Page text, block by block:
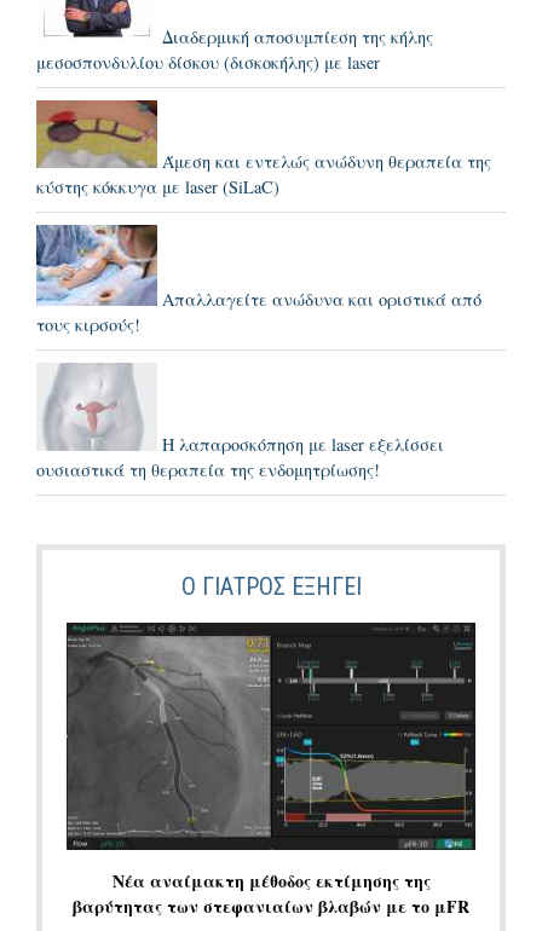
Διαδερμική αποσυμπίεση της κήλης
μεσοσπονδυλίου δίσκου (δισκοκήλης) με laser
Άμεση και εντελώς ανώδυνη θεραπεία της
κύστης κόκκυγα με laser (SiLaC)
Απαλλαγείτε ανώδυνα και οριστικά από
τους κιρσούς!
Η λαπαροσκόπηση με laser εξελίσσει
ουσιαστικά τη θεραπεία της ενδομητρίωσης!
Ο ΓΙΑΤΡΌΣ ΕΞΗΓΕΙ
Νέα αναίμακτη μέθοδος εκτίμησης της
βαρύτητας των στεφανιαίων βλαβών με το μFR